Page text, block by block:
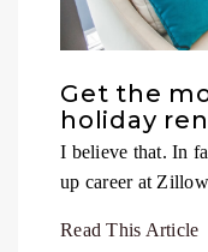
Get the
holiday
I believe that. In
up career at
Read This Article